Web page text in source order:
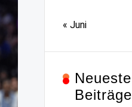
« Juni
Neueste
Beiträge